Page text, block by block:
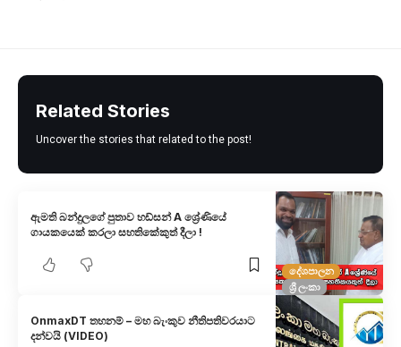
Related Stories
Uncover the stories that related to the post!
දේශපාලන
ශ්‍රී ලංකා
ඇමති බන්දුලගේ පුතාව හඩ්සන් A ශ්‍රේණියේ
ගායකයෙක් කරලා සහතිකේකුත් දීලා !
OnmaxDT තහනම් – මහ බැංකුව නීතිපතිවරයාට
දන්වයි (VIDEO)